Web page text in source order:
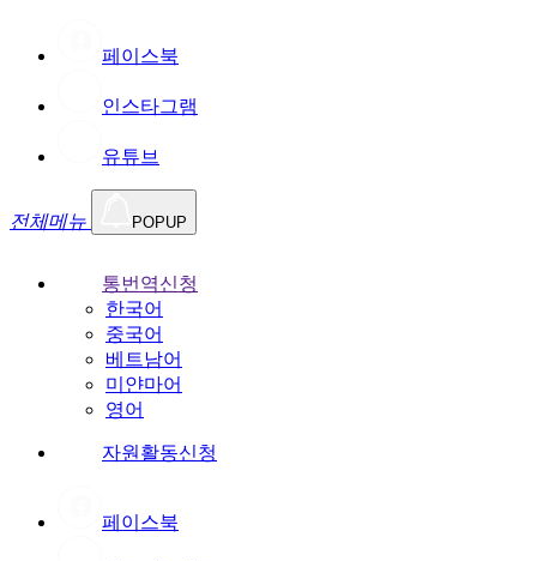
페이스북
인스타그램
유튜브
전체메뉴 POPUP
통번역신청
한국어
중국어
베트남어
미얀마어
영어
자원활동신청
페이스북